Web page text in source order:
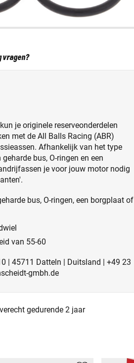
je originele reserveonderdelen
met de All Balls Racing (ABR)
Afhankelijk van het type
bus, O-ringen en een
je voor jouw motor nodig
bus, O-ringen, een borgplaat of
van 55-60
| 45711 Datteln | Duitsland | +49 23
gmbh.de
vragen?
gedurende 2 jaar